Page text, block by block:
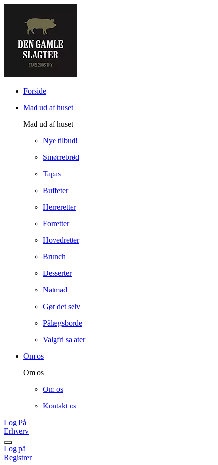
Forside
Mad ud af huset
Mad ud af huset
Nye tilbud!
Smørrebrød
Tapas
Buffeter
Herreretter
Forretter
Hovedretter
Brunch
Desserter
Natmad
Gør det selv
Pålægsborde
Valgfri salater
Om os
Om os
Om os
Kontakt os
Log På
Erhverv
Log på
Registrer